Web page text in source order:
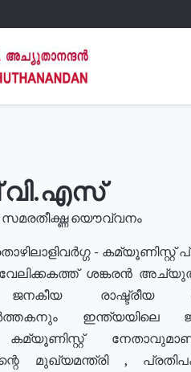
സമരതീക്ഷ്ണ യൌവ്വനം
- കമ്യൂണിസ്റ്റ്
ശങ്കരൻ
ജനകീയ രാഷ്ട്രീയ
ഇന്ത്യയിലെ
കമ്യൂണിസ്റ്റ്
മുഖ്യമന്ത്രി ,